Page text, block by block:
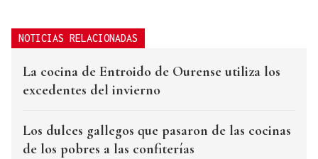
NOTICIAS RELACIONADAS
La cocina de Entroido de Ourense utiliza los
excedentes del invierno
Los dulces gallegos que pasaron de las cocinas
de los pobres a las confiterías